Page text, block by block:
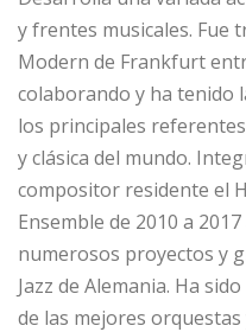
y frentes musicales. Fue
Modern de Frankfurt
colaborando y ha tenido
los principales
y clásica del mundo.
compositor residente el
Ensemble de 2010 a
numerosos proyectos y
Jazz de Alemania. Ha
de las mejores